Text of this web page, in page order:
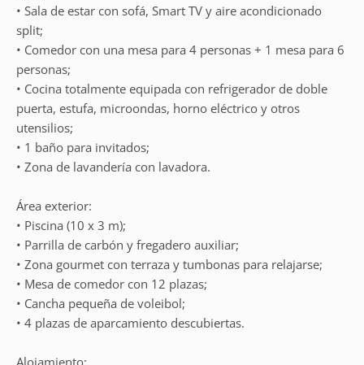
• Sala de estar con sofá, Smart TV y aire acondicionado
split;
• Comedor con una mesa para 4 personas + 1 mesa para 6
personas;
• Cocina totalmente equipada con refrigerador de doble
puerta, estufa, microondas, horno eléctrico y otros
utensilios;
• 1 baño para invitados;
• Zona de lavandería con lavadora.
Área exterior:
• Piscina (10 x 3 m);
• Parrilla de carbón y fregadero auxiliar;
• Zona gourmet con terraza y tumbonas para relajarse;
• Mesa de comedor con 12 plazas;
• Cancha pequeña de voleibol;
• 4 plazas de aparcamiento descubiertas.
Alojamiento: